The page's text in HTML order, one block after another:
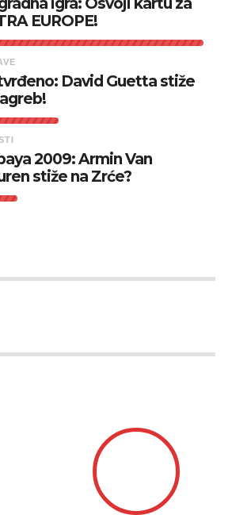
EUROPE!
David Guetta stiže
2009: Armin Van
stiže na Zrće?